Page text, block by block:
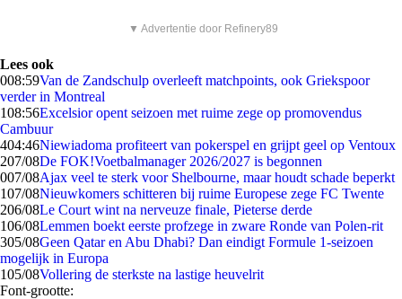
▼ Advertentie door Refinery89
Lees ook
008:59Van de Zandschulp overleeft matchpoints, ook Griekspoor
verder in Montreal
108:56Excelsior opent seizoen met ruime zege op promovendus
Cambuur
404:46Niewiadoma profiteert van pokerspel en grijpt geel op Ventoux
207/08De FOK!Voetbalmanager 2026/2027 is begonnen
007/08Ajax veel te sterk voor Shelbourne, maar houdt schade beperkt
107/08Nieuwkomers schitteren bij ruime Europese zege FC Twente
206/08Le Court wint na nerveuze finale, Pieterse derde
106/08Lemmen boekt eerste profzege in zware Ronde van Polen-rit
305/08Geen Qatar en Abu Dhabi? Dan eindigt Formule 1-seizoen
mogelijk in Europa
105/08Vollering de sterkste na lastige heuvelrit
Font-grootte: